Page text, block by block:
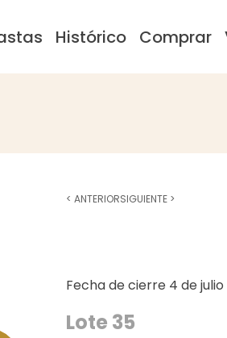
Histórico Comprar
Fecha de cierre 4 de
Lote 35
< ANTERIORSIGUIENTE >